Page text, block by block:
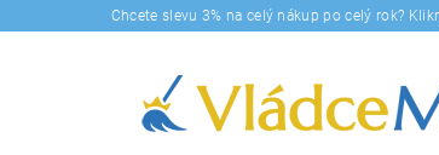
Chcete slevu 3% na celý nákup po celý rok?